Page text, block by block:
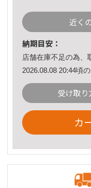
近く
納期目安：
店舗在庫不足の為、
2026.08.08 20:44頃
受け取
カ